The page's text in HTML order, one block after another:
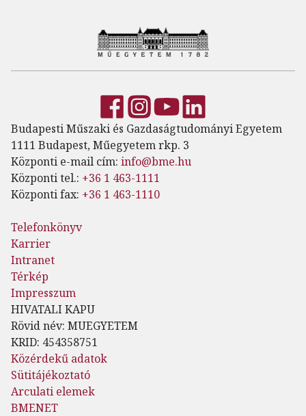
Budapesti Műszaki és Gazdaságtudományi Egyetem
1111 Budapest, Műegyetem rkp. 3
Központi e-mail cím: info@bme.hu
Központi tel.: +36 1 463-1111
Központi fax: +36 1 463-1110
Telefonkönyv
Karrier
Intranet
Térkép
Impresszum
HIVATALI KAPU
Rövid név: MUEGYETEM
KRID: 454358751
Közérdekű adatok
Sütitájékoztató
Arculati elemek
BMENET